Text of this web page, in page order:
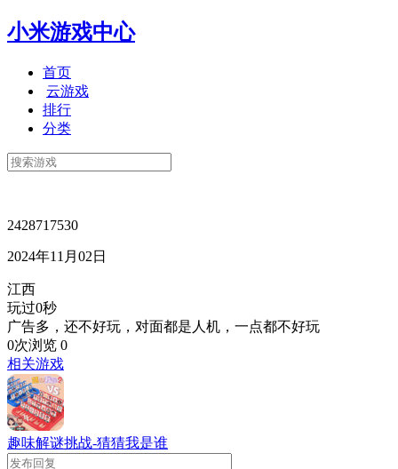
小米游戏中心
首页
云游戏
排行
分类
2428717530
2024年11月02日
江西
玩过0秒
广告多，还不好玩，对面都是人机，一点都不好玩
0次浏览 0
相关游戏
趣味解谜挑战-猜猜我是谁